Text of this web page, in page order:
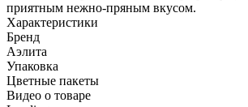
приятным нежно-пряным вкусом.
Характеристики
Бренд
Аэлита
Упаковка
Цветные пакеты
Видео о товаре